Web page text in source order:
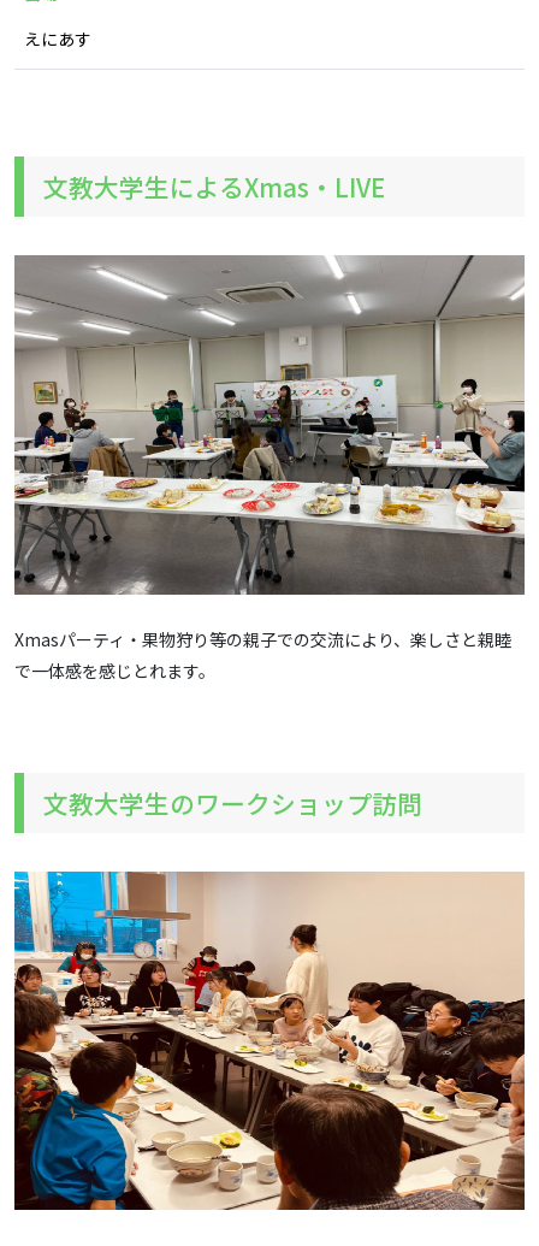
えにあす
文教大学生によるXmas・LIVE
Xmasパーティ・果物狩り等の親子での交流により、楽しさと親睦
で一体感を感じとれます。
文教大学生のワークショップ訪問